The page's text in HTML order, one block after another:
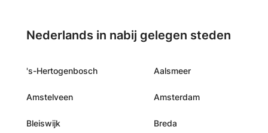
Nederlands in nabij gelegen steden
's-Hertogenbosch Aalsmeer
Amstelveen Amsterdam
Bleiswijk Breda